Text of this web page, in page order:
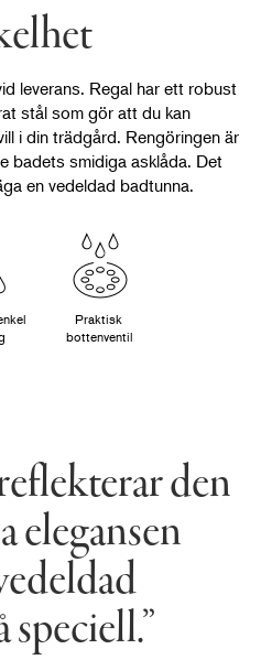
leverans. Regal har ett robust
stål som gör att du kan
i din trädgård. Rengöringen är
badets smidiga asklåda. Det
en vedeldad badtunna.
Praktisk
bottenventil
den
elegansen
speciell.”